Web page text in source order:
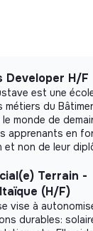
Company
industry
Developer H/F
est une
métiers du
monde de
apprenants en
et non de leur
Terrain -
(H/F)
vise à
durables: